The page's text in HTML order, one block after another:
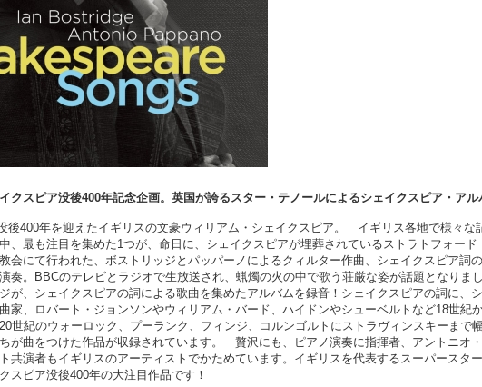
クスピア没後400年記念企画。英国が誇るスター・テノールによるシェイクスピア・アル
後400年を迎えたイギリスの文豪ウィリアム・シェイクスピア。 イギリス各地で様々な
、最も注目を集めた1つが、命日に、シェイクスピアが埋葬されているストラトフォード
会にて行われた、ボストリッジとパッパーノによるクィルター作曲、シェイクスピア詞
奏。BBCのテレビとラジオで生放送され、蝋燭の火の中で歌う荘厳な姿が話題となりまし
が、シェイクスピアの詞による歌曲を集めたアルバムを録音！シェイクスピアの詞に、
家、ロバート・ジョンソンやウィリアム・バード、ハイドンやシューベルトなど18世紀
世紀のウォーロック、プーランク、フィンジ、コルンゴルトにストラヴィンスキーまで
が曲をつけた作品が収録されています。 贅沢にも、ピアノ演奏に指揮者、アントニオ
共演者もイギリスのアーティストでかためています。イギリスを代表するスーパースタ
スピア没後400年の大注目作品です！